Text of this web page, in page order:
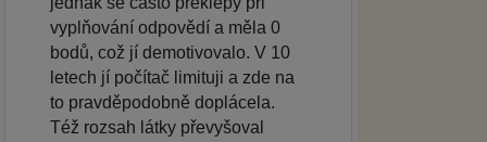
vyplňování odpovědí a měla 0
bodů, což jí demotivovalo. V 10
letech jí počítač limituji a zde na
to pravděpodobně doplácela.
Též rozsah látky převyšoval